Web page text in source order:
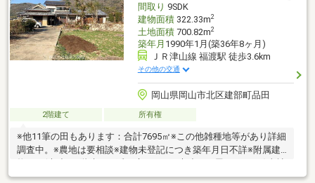
間取り 9SDK
建物面積322.33m2
土地面積700.82m2
築年月 1990年1月(築36年8ヶ月)
ＪＲ津山線 福渡駅 徒歩3.6km
その他の交通
岡山県岡山市北区建部町品田
2階建て 所有権
※他11筆の田もあります：合計7695㎡※この他雑種地等があり詳細
調査中。※農地は要相談※建物未登記につき築年月日不詳※附属建
は不動産の購入からリノベーションまでワンストップでサポート